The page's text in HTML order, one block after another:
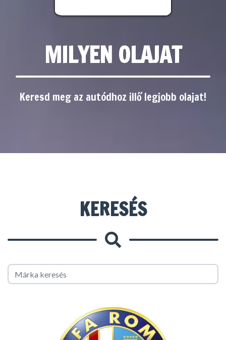
MILYEN OLAJAT
Keresd meg az autódhoz illő legjobb olajat!
KERESÉS